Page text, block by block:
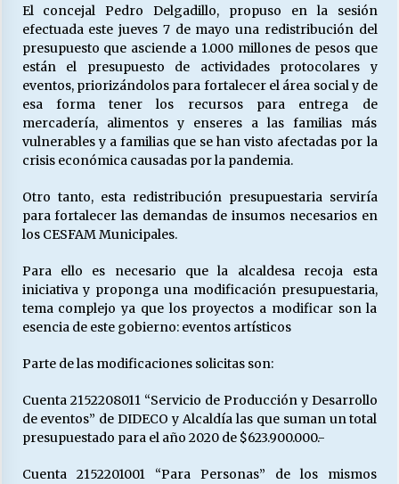
MUNICIPALIDADES, HONORARIOS, DESPIDOS
28/05/2026
Releyendo la Rerum Novarum a 135 años. “La
16/05/2026
Nuestras Almas)
30/04/2026
¿Asesores con doble sueldo?
18/04/2026
06/04/2026
El concejal Pedro Delgadillo, propuso en la sesión
efectuada este jueves 7 de mayo una redistribución del
presupuesto que asciende a 1.000 millones de pesos que
están el presupuesto de actividades protocolares y
eventos, priorizándolos para fortalecer el área social y de
esa forma tener los recursos para entrega de
mercadería, alimentos y enseres a las familias más
vulnerables y a familias que se han visto afectadas por la
crisis económica causadas por la pandemia.
Otro tanto, esta redistribución presupuestaria serviría
para fortalecer las demandas de insumos necesarios en
los CESFAM Municipales.
Para ello es necesario que la alcaldesa recoja esta
iniciativa y proponga una modificación presupuestaria,
tema complejo ya que los proyectos a modificar son la
esencia de este gobierno: eventos artísticos
Parte de las modificaciones solicitas son:
Cuenta 2152208011 “Servicio de Producción y Desarrollo
de eventos” de DIDECO y Alcaldía las que suman un total
presupuestado para el año 2020 de $623.900.000.-
Cuenta 2152201001 “Para Personas” de los mismos